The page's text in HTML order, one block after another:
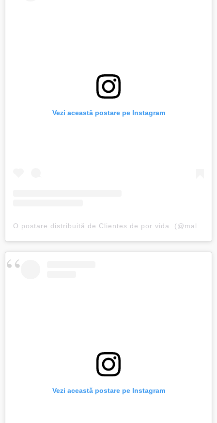
Vezi această postare pe Instagram
Vezi această postare pe Instagram